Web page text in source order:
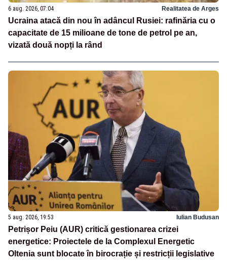
6 aug. 2026, 07:04 Realitatea de Arges
Ucraina atacă din nou în adâncul Rusiei: rafinăria cu o
capacitate de 15 milioane de tone de petrol pe an,
vizată două nopți la rând
5 aug. 2026, 19:53 Iulian Budusan
Petrișor Peiu (AUR) critică gestionarea crizei
energetice: Proiectele de la Complexul Energetic
Oltenia sunt blocate în birocrație și restricții legislative